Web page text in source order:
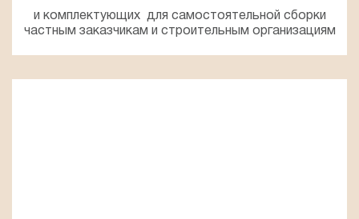
и комплектующих для самостоятельной сборки
частным заказчикам и строительным организациям